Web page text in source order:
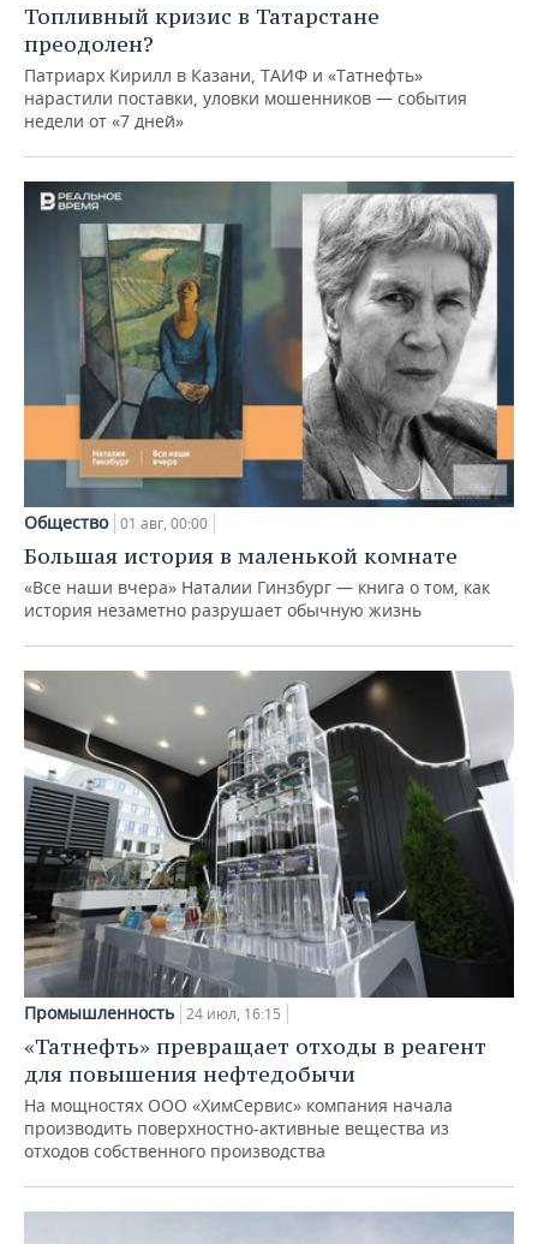
Топливный кризис в Татарстане
преодолен?
Патриарх Кирилл в Казани, ТАИФ и «Татнефть»
нарастили поставки, уловки мошенников — события
недели от «7 дней»
Общество 01 авг, 00:00
Большая история в маленькой комнате
«Все наши вчера» Наталии Гинзбург — книга о том, как
история незаметно разрушает обычную жизнь
Промышленность 24 июл, 16:15
«Татнефть» превращает отходы в реагент
для повышения нефтедобычи
На мощностях ООО «ХимСервис» компания начала
производить поверхностно-активные вещества из
отходов собственного производства